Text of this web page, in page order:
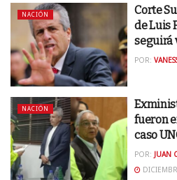
NACIÓN
Corte
de Luis
seguirá
POR:
NACIÓN
fueron
caso
POR: JUAN